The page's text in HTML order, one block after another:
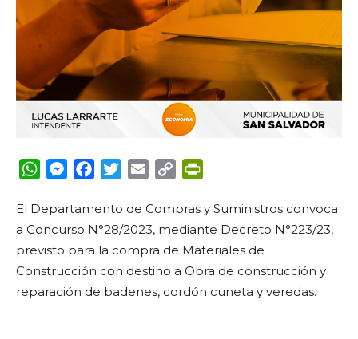
WhatsApp
Messenger
FacebookTwitterEmail Copy
El Departamento de Compras y Suministros convoca
a Concurso N°28/2023, mediante Decreto N°223/23,
previsto para la compra de Materiales de
Construcción con destino a Obra de construcción y
reparación de badenes, cordón cuneta y veredas.